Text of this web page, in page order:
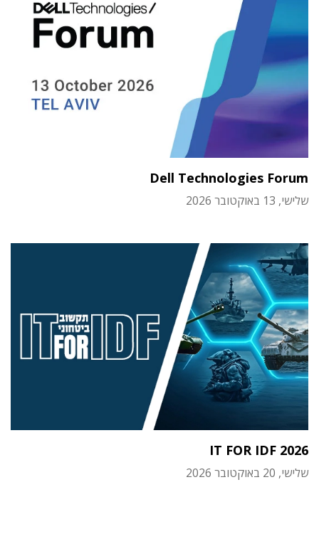
Dell Technologies Forum
שלישי, 13 באוקטובר 2026
IT FOR IDF 2026
שלישי, 20 באוקטובר 2026